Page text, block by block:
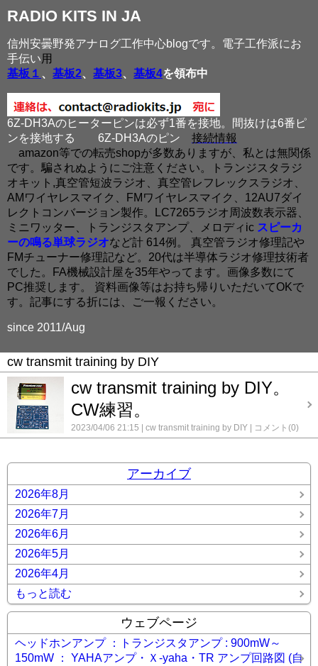
RADIO KITS IN JA
信州安曇野発アナログ工作中心blogです。電子工作派にお
手伝い用
基板１ 、 基板2、 基板3、 基板4を領布中
6Z-DH3Aのヒーターピンは必ず1番を接地。間抜けは6番ピ
ンを接地する
6Z-DH3Aのピン 接続情報
amazon等での転売shopが多数ありますが、私とは無関係
です。騙されぬようにご注意ください。トランジスタラジ
オキット,真空管短波ラジオ、真空管レフレックスラジオ、
AMワイヤレスマイク、FMワイヤレスマイク、12AU7ダイ
レクトコンバージョン製作。LC7265ラジオ周波数表示器、
ミニワッター、トランジスタアンプ、メロディic スピーカ
ーの鳴る単球ラジオなど計 614例。 真空管ラジオ修理記や
FMチューナー修理記など。20代は半導体ラジオ修理技術者
でした。FA機械設計屋を35年やってます。画像多数にて
PC推奨します。 資料画像等はお持ち帰りいただいてOKで
す。記事にする折には、ご一報ください。
since 2011/Aug
cw transmit training by DIY
cw transmit training by DIY。
CW練習。
2023/04/06 21:15 cw transmit training by DIY コメント(0)
アーカイブ
2026年8月
2026年7月
2026年6月
2026年5月
2026年4月
もっと読む
ウェブページ
ヘッドホンアンプ ：トランジスタアンプ : 900mW～
150mW ： YAHAアンプ・Ｘ-yaha・TR アンプ回路図 (自